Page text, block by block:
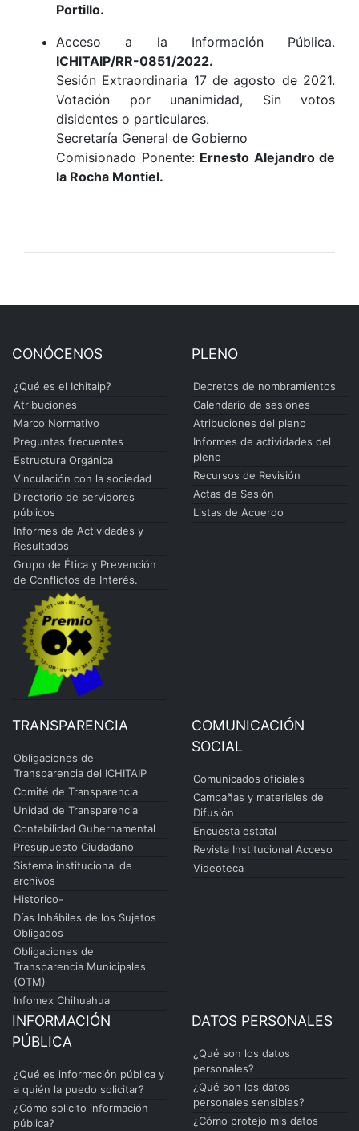
Portillo.
Acceso a la Información Pública.
ICHITAIP/RR-0851/2022.
Sesión Extraordinaria 17 de agosto de 2021.
Votación por unanimidad, Sin votos
disidentes o particulares.
Secretaría General de Gobierno
Comisionado Ponente: Ernesto Alejandro de
la Rocha Montiel.
CONÓCENOS
¿Qué es el Ichitaip?
Atribuciones
Marco Normativo
Preguntas frecuentes
Estructura Orgánica
Vinculación con la sociedad
Directorio de servidores
públicos
Informes de Actividades y
Resultados
Grupo de Ética y Prevención
de Conflictos de Interés.
PLENO
Decretos de nombramientos
Calendario de sesiones
Atribuciones del pleno
Informes de actividades del
pleno
Recursos de Revisión
Actas de Sesión
Listas de Acuerdo
TRANSPARENCIA
Obligaciones de
Transparencia del ICHITAIP
Comité de Transparencia
Unidad de Transparencia
Contabilidad Gubernamental
Presupuesto Ciudadano
Sistema institucional de
archivos
Historico-
Días Inhábiles de los Sujetos
Obligados
Obligaciones de
Transparencia Municipales
(OTM)
Infomex Chihuahua
COMUNICACIÓN
SOCIAL
Comunicados oficiales
Campañas y materiales de
Difusión
Encuesta estatal
Revista Institucional Acceso
Videoteca
INFORMACIÓN
PÚBLICA
¿Qué es información pública y
a quién la puedo solicitar?
¿Cómo solicito información
pública?
DATOS PERSONALES
¿Qué son los datos
personales?
¿Qué son los datos
personales sensibles?
¿Cómo protejo mis datos